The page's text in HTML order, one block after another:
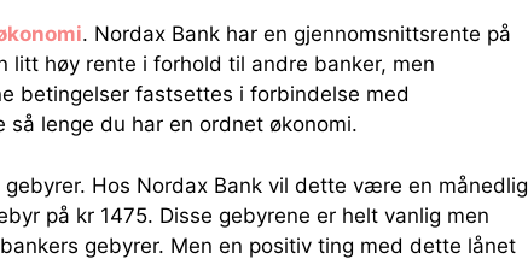
. Nordax Bank har en gjennomsnittsrente på
litt høy rente i forhold til andre banker, men
betingelser fastsettes i forbindelse med
lenge du har en ordnet økonomi.
Hos Nordax Bank vil dette være en månedlig
på kr 1475. Disse gebyrene er helt vanlig men
gebyrer. Men en positiv ting med dette lånet